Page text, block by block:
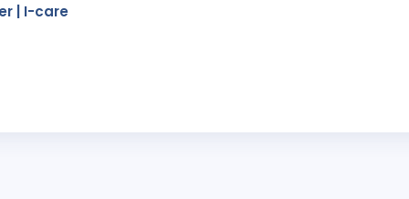
| I-care